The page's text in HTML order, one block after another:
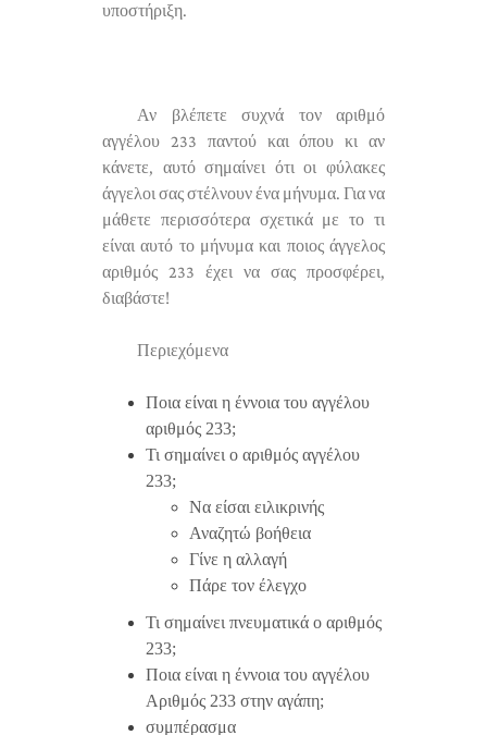
υποστήριξη.
Αν βλέπετε συχνά τον αριθμό
αγγέλου 233 παντού και όπου κι αν
κάνετε, αυτό σημαίνει ότι οι φύλακες
άγγελοι σας στέλνουν ένα μήνυμα. Για να
μάθετε περισσότερα σχετικά με το τι
είναι αυτό το μήνυμα και ποιος άγγελος
αριθμός 233 έχει να σας προσφέρει,
διαβάστε!
Περιεχόμενα
Ποια είναι η έννοια του αγγέλου
αριθμός 233;
Τι σημαίνει ο αριθμός αγγέλου
233;
Να είσαι ειλικρινής
Αναζητώ βοήθεια
Γίνε η αλλαγή
Πάρε τον έλεγχο
Τι σημαίνει πνευματικά ο αριθμός
233;
Ποια είναι η έννοια του αγγέλου
Αριθμός 233 στην αγάπη;
συμπέρασμα